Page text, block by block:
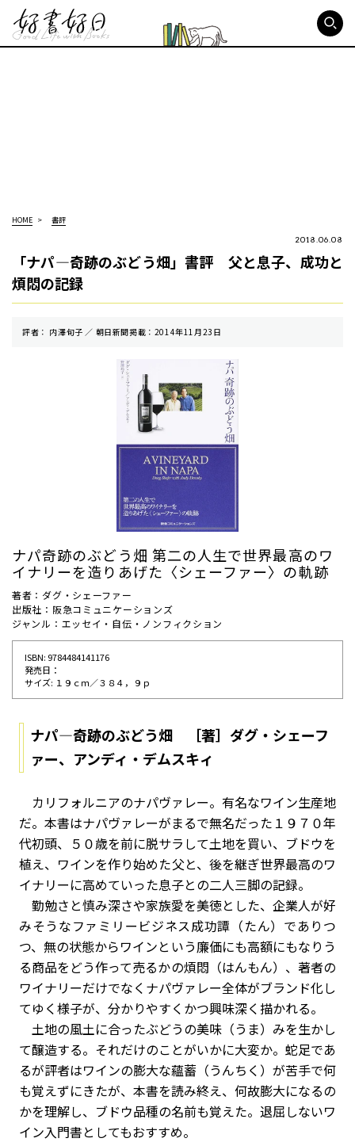
HOME 書評
2018.06.08
「ナパ—奇跡のぶどう畑」書評 父と息子、成功と
煩悶の記録
評者： 内澤旬子 ／ 朝⽇新聞掲載：2014年11月23日
ナパ奇跡のぶどう畑 第二の人生で世界最高のワ
イナリーを造りあげた〈シェーファー〉の軌跡
著者：ダグ・シェーファー
出版社：阪急コミュニケーションズ
ジャンル：エッセイ・自伝・ノンフィクション
ISBN: 9784484141176
発売⽇：
サイズ: １９ｃｍ／３８４，９ｐ
ナパ—奇跡のぶどう畑 ［著］ダグ・シェーフ
ァー、アンディ・デムスキィ
カリフォルニアのナパヴァレー。有名なワイン生産地
だ。本書はナパヴァレーがまるで無名だった１９７０年
代初頭、５０歳を前に脱サラして土地を買い、ブドウを
植え、ワインを作り始めた父と、後を継ぎ世界最高のワ
イナリーに高めていった息子との二人三脚の記録。
勤勉さと慎み深さや家族愛を美徳とした、企業人が好
みそうなファミリービジネス成功譚（たん）でありつ
つ、無の状態からワインという廉価にも高額にもなりう
る商品をどう作って売るかの煩悶（はんもん）、著者の
ワイナリーだけでなくナパヴァレー全体がブランド化し
てゆく様子が、分かりやすくかつ興味深く描かれる。
土地の風土に合ったぶどうの美味（うま）みを生かし
て醸造する。それだけのことがいかに大変か。蛇足であ
るが評者はワインの膨大な蘊蓄（うんちく）が苦手で何
も覚えずにきたが、本書を読み終え、何故膨大になるの
かを理解し、ブドウ品種の名前も覚えた。退屈しないワ
イン入門書としてもおすすめ。